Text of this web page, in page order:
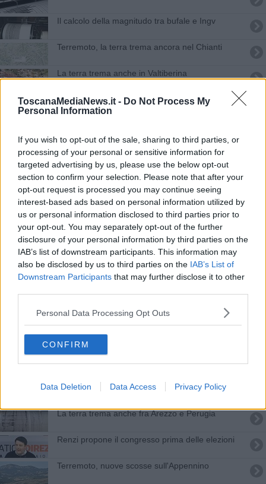
ToscanaMediaNews.it - Do Not Process My
Personal Information
If you wish to opt-out of the sale, sharing to third parties, or
processing of your personal or sensitive information for
targeted advertising by us, please use the below opt-out
section to confirm your selection. Please note that after your
opt-out request is processed you may continue seeing
interest-based ads based on personal information utilized by
us or personal information disclosed to third parties prior to
your opt-out. You may separately opt-out of the further
disclosure of your personal information by third parties on the
IAB’s list of downstream participants. This information may
also be disclosed by us to third parties on the IAB’s List of
Downstream Participants that may further disclose it to other
Personal Data Processing Opt Outs
CONFIRM
Data Deletion Data Access Privacy Policy
Il calcolo della magnitudo tra bufale e Ingv
Terremoto, la terra trema ancora nel Chianti
La terra trema anche in Valtiberina
Scosse terremoto, il Comune chiude le scuole
Nuova scossa di terremoto a Montespertoli
Scossa di terremoto a Carrara
Terremoto nella notte nel Mugello
Sisma impressionante, almeno trenta morti
Terremoto nel Chianti
La terra trema nell'Alto Mugello
Dopo Grosseto, due scosse di terremoto nel
senese
Boato nella notte, era un terremoto
Scossa di terremoto nel senese
La terra trema anche fra Arezzo e Perugia
Renzi propone il congresso prima delle elezioni
Terremoto, nuove scosse sull'Appennino